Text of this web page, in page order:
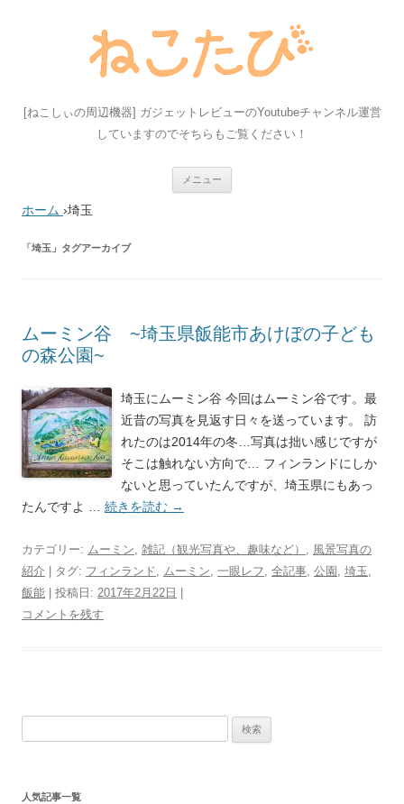
[ねこしぃの周辺機器] ガジェットレビューのYoutubeチャンネル運営
していますのでそちらもご覧ください！
メニュー
ホーム ›埼玉
「埼玉 」タグアーカイブ
ムーミン谷 ~埼玉県飯能市あけぼの子ども
の森公園~
埼玉にムーミン谷 今回はムーミン谷です。最
近昔の写真を見返す日々を送っています。 訪
れたのは2014年の冬…写真は拙い感じですが
そこは触れない方向で… フィンランドにしか
ないと思っていたんですが、埼玉県にもあっ
たんですよ … 続きを読む →
カテゴリー: ムーミン, 雑記（観光写真や、趣味など） , 風景写真の
紹介 | タグ: フィンランド , ムーミン, 一眼レフ, 全記事, 公園 , 埼玉 ,
飯能 | 投稿日: 2017年2月22日
コメントを残す
人気記事一覧